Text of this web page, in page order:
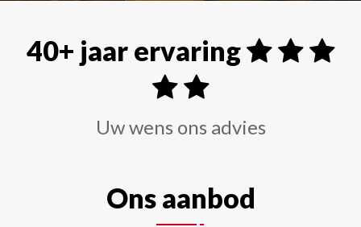
40+ jaar ervaring
Uw wens ons advies
Ons aanbod